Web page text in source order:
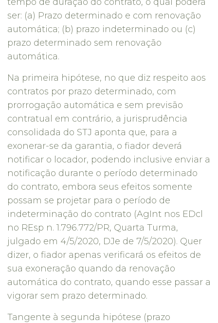
ser: (a) Prazo determinado e com renovação
automática; (b) prazo indeterminado ou (c)
prazo determinado sem renovação
automática.
Na primeira hipótese, no que diz respeito aos
contratos por prazo determinado, com
prorrogação automática e sem previsão
contratual em contrário, a jurisprudência
consolidada do STJ aponta que, para a
exonerar-se da garantia, o fiador deverá
notificar o locador, podendo inclusive enviar a
notificação durante o período determinado
do contrato, embora seus efeitos somente
possam se projetar para o período de
indeterminação do contrato (AgInt nos EDcl
no REsp n. 1.796.772/PR, Quarta Turma,
julgado em 4/5/2020, DJe de 7/5/2020). Quer
dizer, o fiador apenas verificará os efeitos de
sua exoneração quando da renovação
automática do contrato, quando esse passar a
vigorar sem prazo determinado.
Tangente à segunda hipótese (prazo